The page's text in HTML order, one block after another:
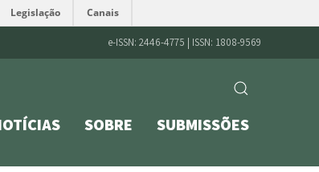
Legislação Canais
e-ISSN: 2446-4775 | ISSN: 1808-9569
SOBRE SUBMISSÕES